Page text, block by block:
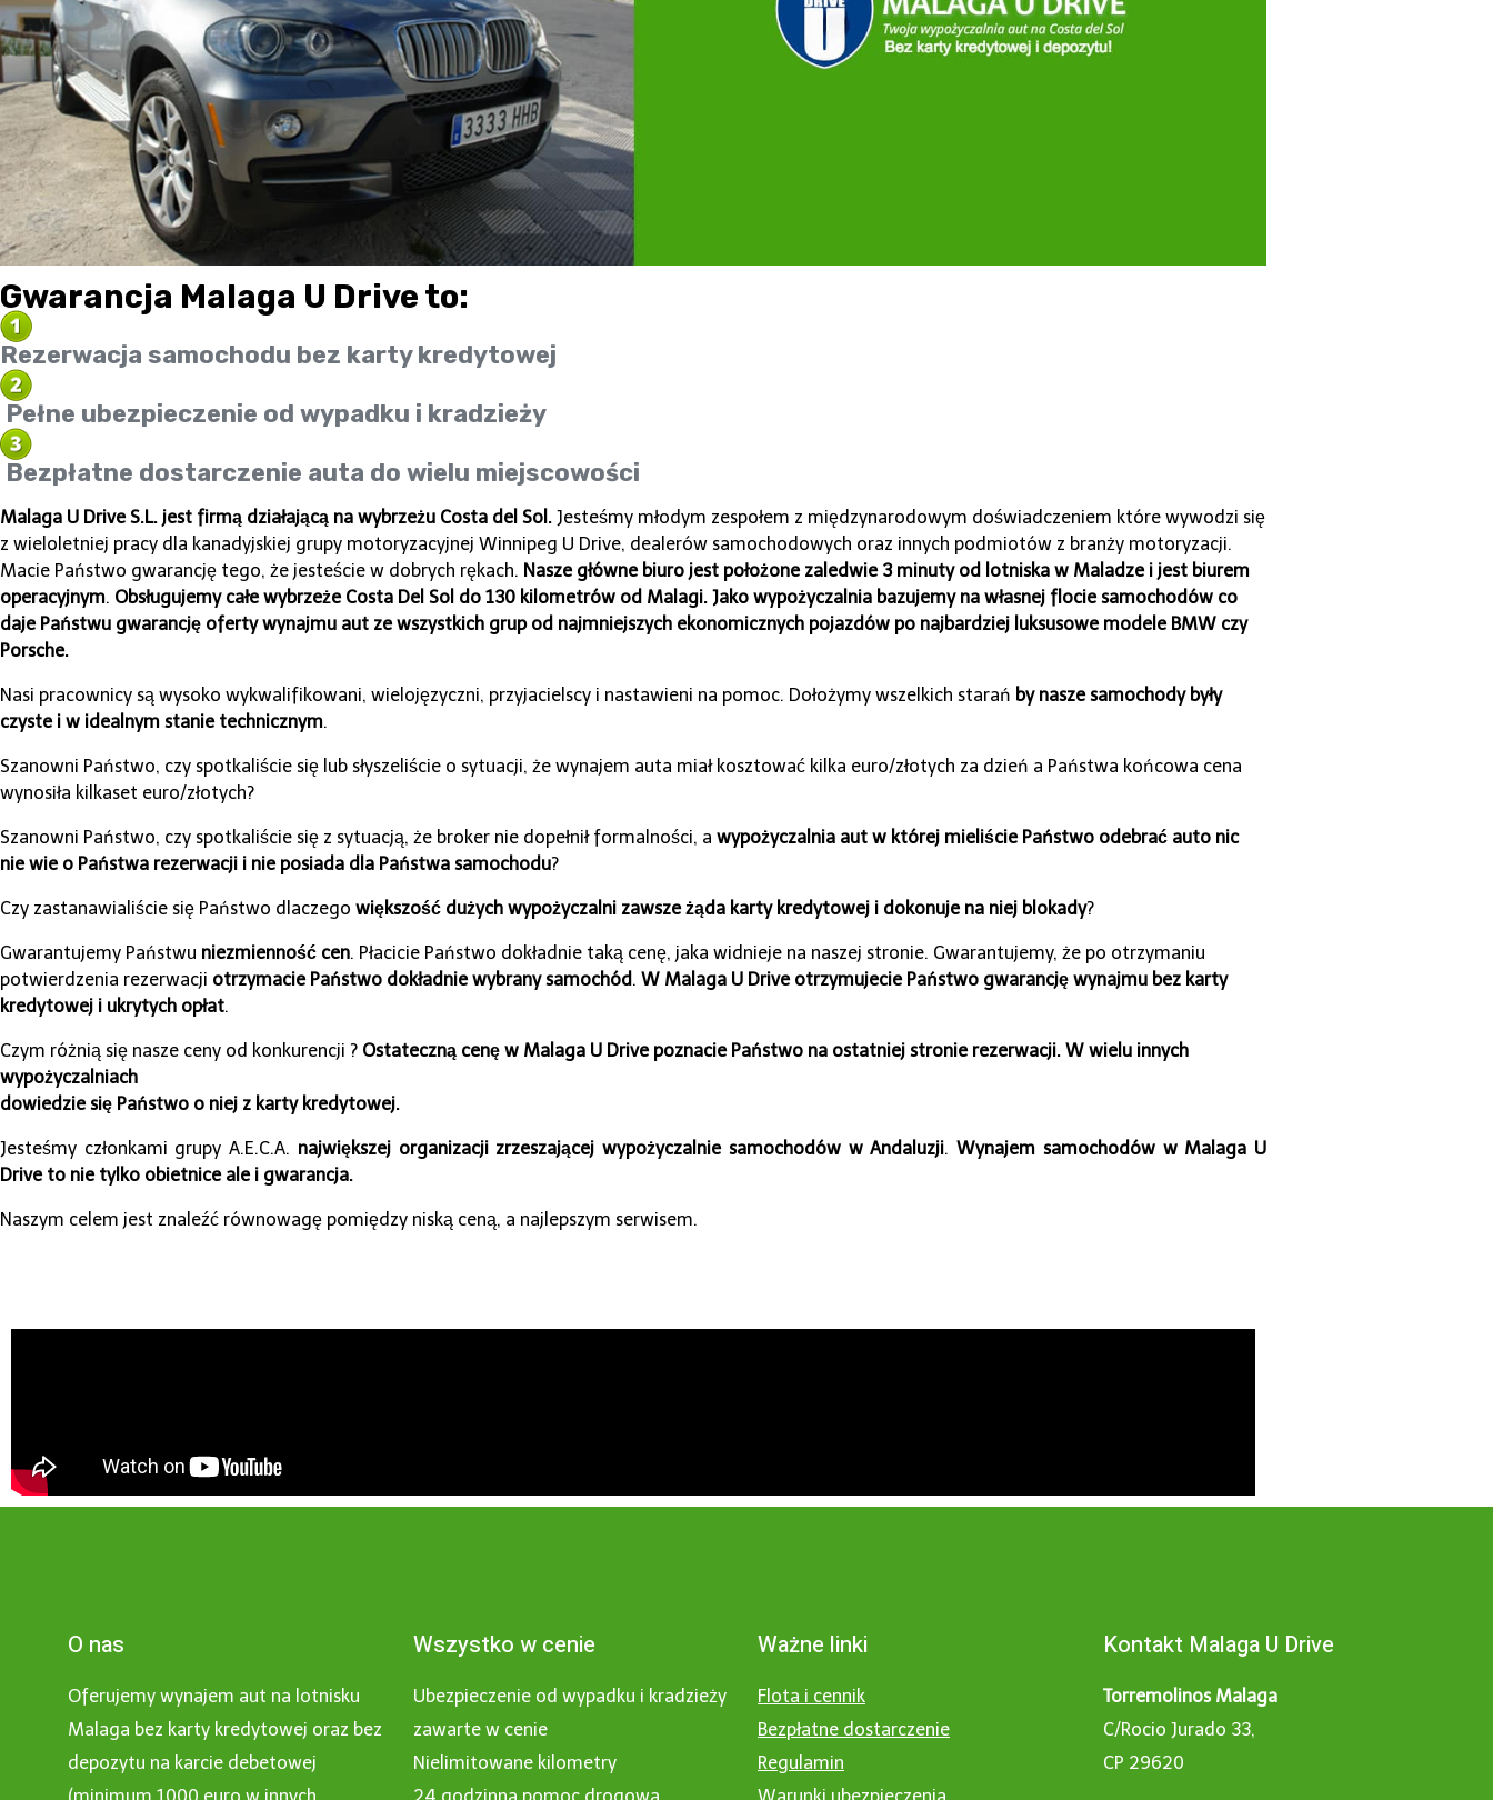
Gwarancja Malaga U Drive to:
Rezerwacja samochodu bez karty kredytowej
Pełne ubezpieczenie od wypadku i kradzieży
Bezpłatne dostarczenie auta do wielu miejscowości
Malaga U Drive S.L. jest firmą działającą na wybrzeżu Costa del Sol. Jesteśmy młodym zespołem z międzynarodowym doświadczeniem które wywodzi się
z wieloletniej pracy dla kanadyjskiej grupy motoryzacyjnej Winnipeg U Drive, dealerów samochodowych oraz innych podmiotów z branży motoryzacji.
Macie Państwo gwarancję tego, że jesteście w dobrych rękach. Nasze główne biuro jest położone zaledwie 3 minuty od lotniska w Maladze i jest biurem
operacyjnym. Obsługujemy całe wybrzeże Costa Del Sol do 130 kilometrów od Malagi. Jako wypożyczalnia bazujemy na własnej flocie samochodów co
daje Państwu gwarancję oferty wynajmu aut ze wszystkich grup od najmniejszych ekonomicznych pojazdów po najbardziej luksusowe modele BMW czy
Porsche.
Nasi pracownicy są wysoko wykwalifikowani, wielojęzyczni, przyjacielscy i nastawieni na pomoc. Dołożymy wszelkich starań by nasze samochody były
czyste i w idealnym stanie technicznym.
Szanowni Państwo, czy spotkaliście się lub słyszeliście o sytuacji, że wynajem auta miał kosztować kilka euro/złotych za dzień a Państwa końcowa cena
wynosiła kilkaset euro/złotych?
Szanowni Państwo, czy spotkaliście się z sytuacją, że broker nie dopełnił formalności, a wypożyczalnia aut w której mieliście Państwo odebrać auto nic
nie wie o Państwa rezerwacji i nie posiada dla Państwa samochodu?
Czy zastanawialiście się Państwo dlaczego większość dużych wypożyczalni zawsze żąda karty kredytowej i dokonuje na niej blokady?
Gwarantujemy Państwu niezmienność cen. Płacicie Państwo dokładnie taką cenę, jaka widnieje na naszej stronie. Gwarantujemy, że po otrzymaniu
potwierdzenia rezerwacji otrzymacie Państwo dokładnie wybrany samochód . W Malaga U Drive otrzymujecie Państwo gwarancję wynajmu bez karty
kredytowej i ukrytych opłat.
Czym różnią się nasze ceny od konkurencji ? Ostateczną cenę w Malaga U Drivepoznacie Państwo na ostatniej stronie rezerwacji. W wielu innych
wypożyczalniach
dowiedzie się Państwo o niej z karty kredytowej.
Jesteśmy członkami grupy A.E.C.A. największej organizacji zrzeszającej wypożyczalnie samochodów w Andaluzji.Wynajem samochodów w Malaga U
Drive to nie tylko obietnice ale i gwarancja.
Naszym celem jest znaleźć równowagę pomiędzy niską ceną, a najlepszym serwisem.
O nas
Oferujemy wynajem aut na lotnisku
Malaga bez karty kredytowej oraz bez
depozytu na karcie debetowej
Wszystko w cenie
Ubezpieczenie od wypadku i kradzieży
zawarte w cenie
Nielimitowane kilometry
Ważne linki
Flota i cennik
Bezpłatne dostarczenie
Regulamin
Kontakt Malaga U Drive
Torremolinos Malaga
C/Rocio Jurado 33,
CP 29620